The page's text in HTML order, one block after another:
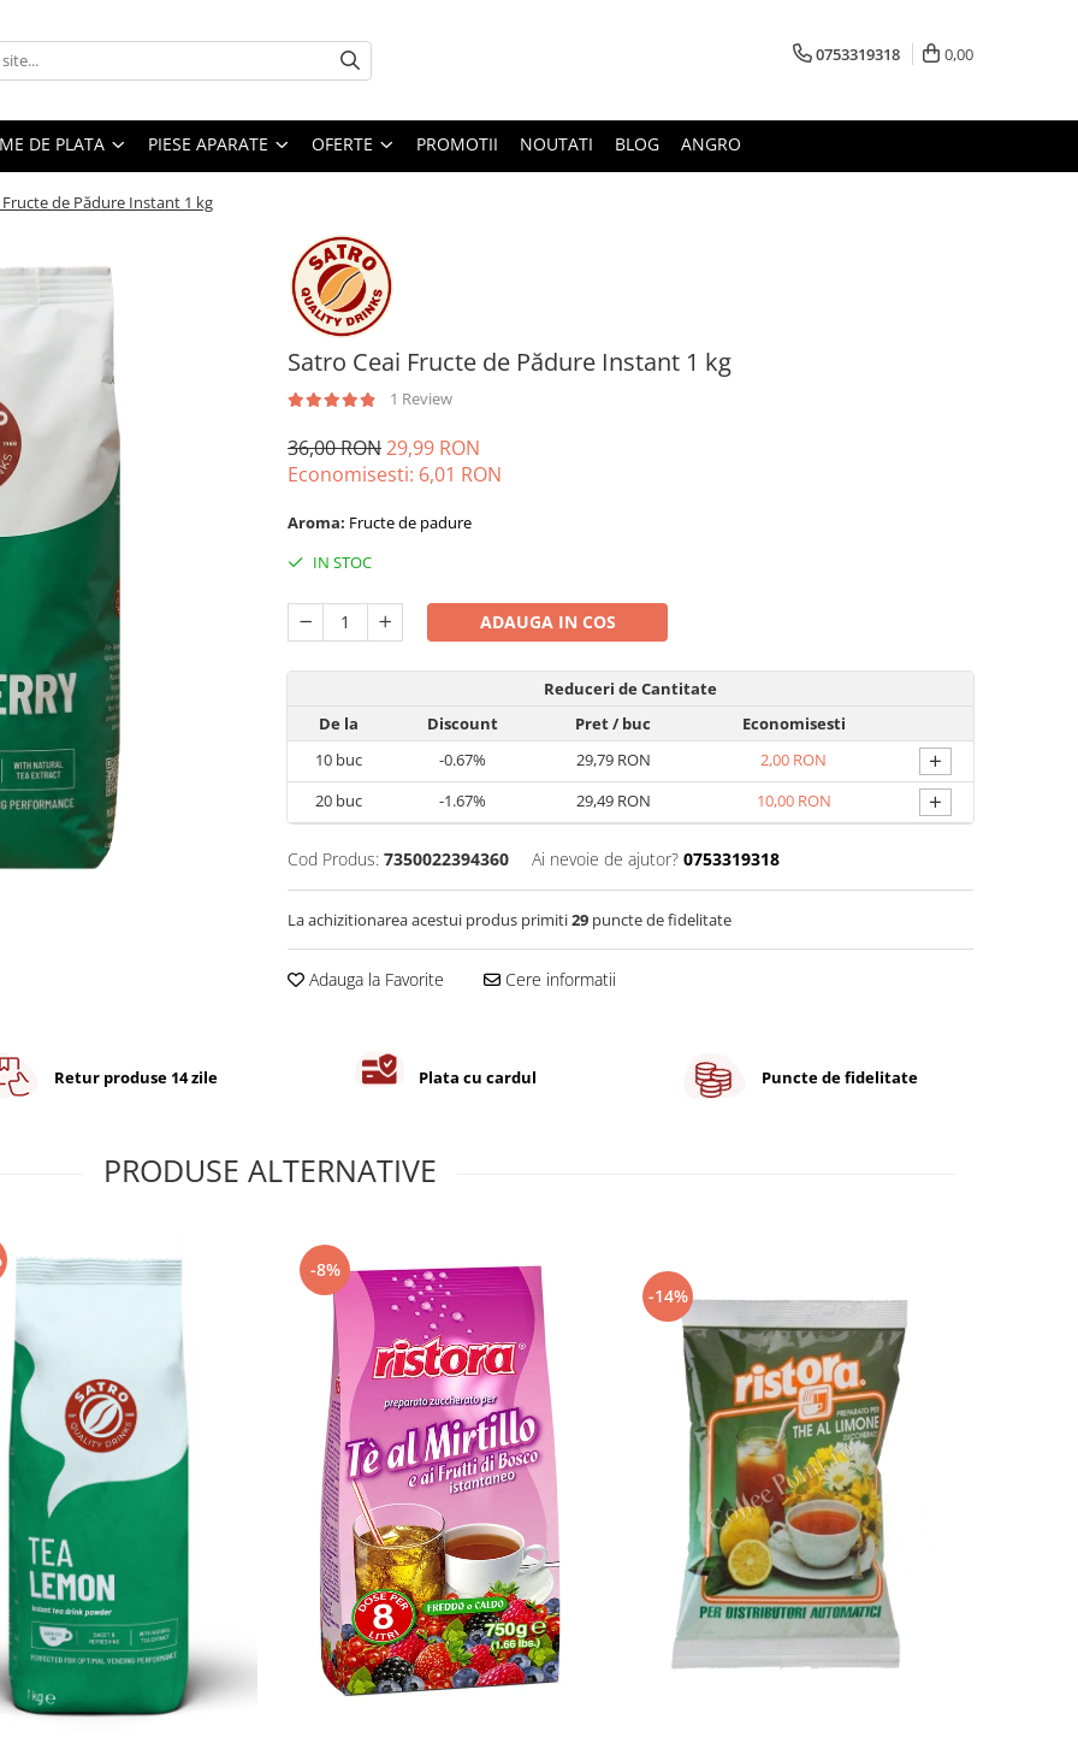
0753319318 0,00
DE PLATA PIESE APARATE OFERTE PROMOTII NOUTATI BLOG ANGRO
Fructe de Pădure Instant 1 kg
Satro Ceai Fructe de Pădure Instant 1 kg
1 Review
36,00 RON29,99 RON
Economisesti: 6,01 RON
Aroma: Fructe de padure
IN STOC
ADAUGA IN COS
Reduceri de Cantitate
De la
Discount Pret/ buc
Economisesti
10 buc -0.67% 29,79 RON 2,00 RON +
20 buc -1.67% 29,49 RON 10,00 RON +
Cod Produs: 7350022394360 Ai nevoie de ajutor? 0753319318
La achizitionarea acestui produs primiti29 puncte de fidelitate
Adauga la Favorite Cere informatii
Retur produse 14 zile Plata cu cardul Puncte de fidelitate
PRODUSE ALTERNATIVE
-8%
-14%